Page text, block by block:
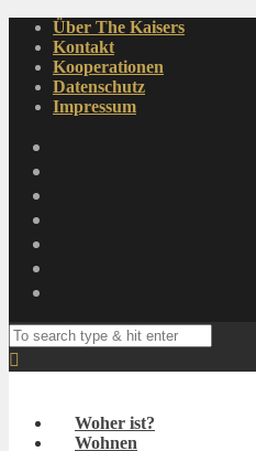
Über The Kaisers
Kontakt
Kooperationen
Datenschutz
Impressum
Woher ist?
Wohnen